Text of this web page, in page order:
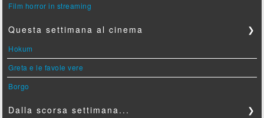
Film horror in streaming
Questa settimana al cinema ❯
Hokum
Greta e le favole vere
Borgo
Dalla scorsa settimana... ❯